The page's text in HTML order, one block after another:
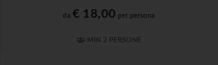
da € 18,00 per persona
MIN 2 PERSONE